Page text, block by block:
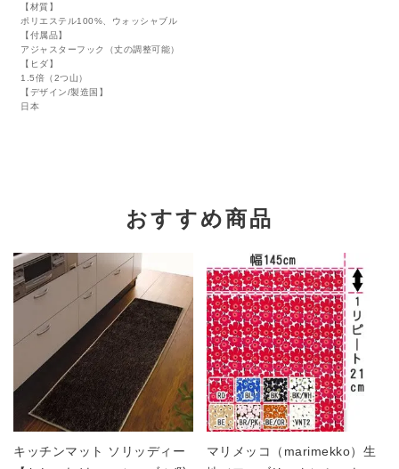
【材質】
ポリエステル100%、ウォッシャブル
【付属品】
アジャスターフック（丈の調整可能）
【ヒダ】
1.5倍（2つ山）
【デザイン/製造国】
日本
おすすめ商品
キッチンマット ソリッディー
マリメッコ（marimekko）生